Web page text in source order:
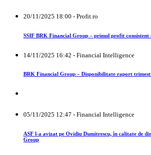
20/11/2025 18:00 - Profit.ro
SSIF BRK Financial Group – primul profit
14/11/2025 16:42 - Financial Intelligence
BRK Financial Group – Disponibilitate raport
05/11/2025 12:47 - Financial Intelligence
ASF l-a avizat pe Ovidiu Dumitrescu, în calitate de
Group